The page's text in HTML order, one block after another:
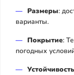
Размеры:
варианты.
Покрытие:
погодных
Устойчивость